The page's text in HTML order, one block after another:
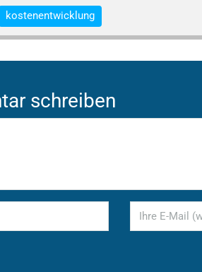
kostenentwicklung
schreiben